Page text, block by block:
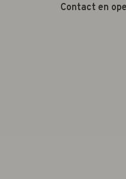
Contact en